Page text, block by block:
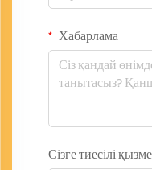
Хабарлама
Сізге тиесілі